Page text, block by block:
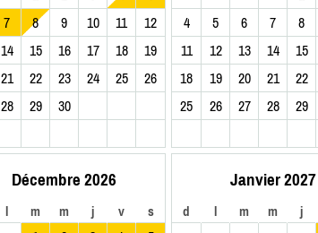
7 8 9 10 11
12
14 15 16 17 18
19
21 22 23 24 25
26
28 29 30
4
5 6 7 8
11
12 13 14 15
18
19 20 21 22
25
26 27 28 29
Décembre 2026
l m m j v s
Janvier 2027
d l m m j